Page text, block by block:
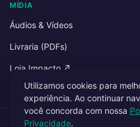
MÍDIA
Áudios & Vídeos
Livraria (PDFs)
Loja Impacto ↗
© 2026 Impacto Publicações. Todos
Utilizamos cookies para
experiência. Ao continuar
você concorda com nossa
Privacidade.